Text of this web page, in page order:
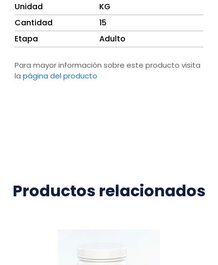
Unidad
KG
Cantidad
15
Etapa
Adulto
Para mayor información sobre este producto visita
la página del producto
Productos relacionados